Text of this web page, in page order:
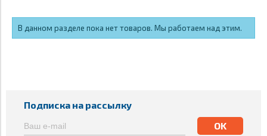
В данном разделе пока нет товаров. Мы работаем над этим.
Подписка на рассылку